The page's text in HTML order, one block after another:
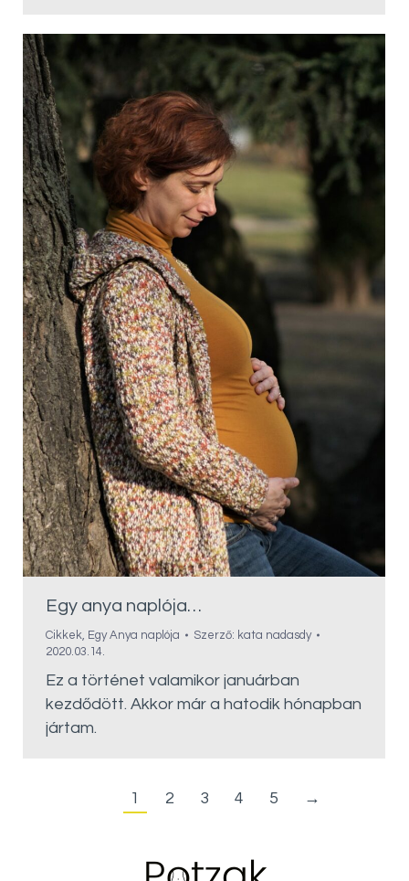
Egy anya naplója…
Cikkek, Egy Anya naplója Szerző: kata nadasdy
2020.03.14.
Ez a történet valamikor januárban
kezdődött. Akkor már a hatodik hónapban
jártam.
1 2 3 4 5 →